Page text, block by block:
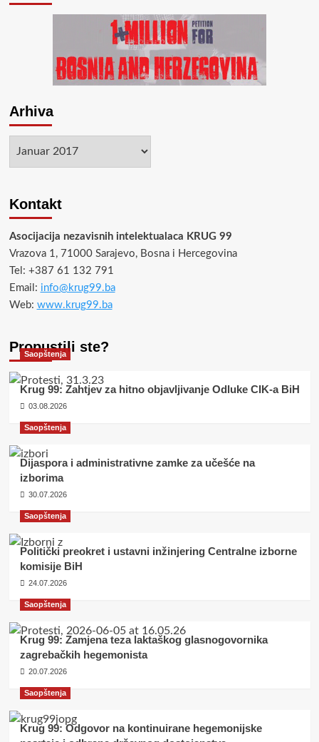
Arhiva
Kontakt
Asocijacija nezavisnih intelektualaca KRUG 99
Vrazova 1, 71000 Sarajevo, Bosna i Hercegovina
Tel: +387 61 132 791
Email: info@krug99.ba
Web: www.krug99.ba
Propustili ste?
Saopštenja
Krug 99: Zahtjev za hitno objavljivanje Odluke CIK-a BiH
03.08.2026
Saopštenja
Dijaspora i administrativne zamke za učešće na
izborima
30.07.2026
Saopštenja
Politički preokret i ustavni inžinjering Centralne izborne
komisije BiH
24.07.2026
Saopštenja
Krug 99: Zamjena teza laktaškog glasnogovornika
zagrebačkih hegemonista
20.07.2026
Saopštenja
Krug 99: Odgovor na kontinuirane hegemonijske